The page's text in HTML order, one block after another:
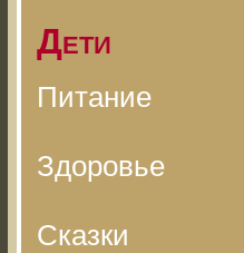
Дети
Питание
Здоровье
Сказки